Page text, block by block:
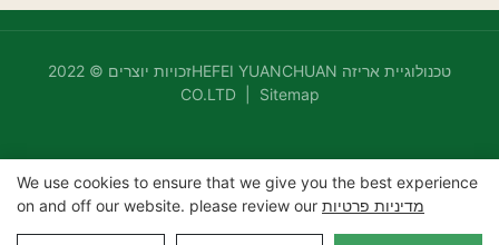
זכויות יוצרים © 2022HEFEI YUANCHUAN טכנולוגיית אריזה
CO.LTD |
Sitemap
We use cookies to ensure that we give you the best experience
on and off our website. please review our מדיניות פרטיות